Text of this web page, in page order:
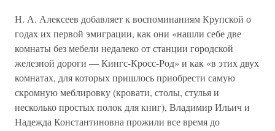
Н. А. Алексеев добавляет к воспоминаниям Крупской о
годах их первой эмиграции, как они «нашли себе две
комнаты без мебели недалеко от станции городской
железной дороги — Кингс-Кросс-Род» и как «в этих двух
комнатах, для которых пришлось приобрести самую
скромную меблировку (кровати, столы, стулья и
несколько простых полок для книг), Владимир Ильич и
Надежда Константиновна прожили все время до